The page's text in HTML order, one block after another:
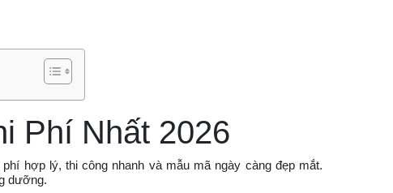
Phí Nhất 2026
hợp lý, thi công nhanh và mẫu mã ngày càng đẹp mắt.
dưỡng.